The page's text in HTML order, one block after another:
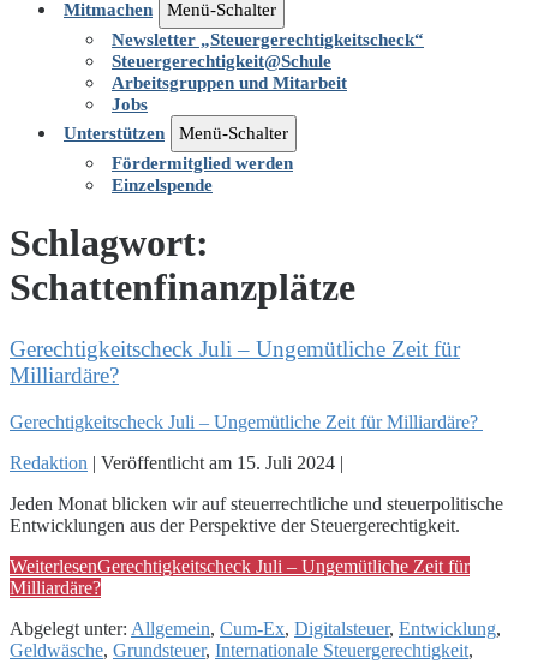
Mitmachen
Menü-Schalter
Newsletter „Steuergerechtigkeitscheck“
Steuergerechtigkeit@Schule
Arbeitsgruppen und Mitarbeit
Jobs
Unterstützen
Menü-Schalter
Fördermitglied werden
Einzelspende
Schlagwort:
Schattenfinanzplätze
Gerechtigkeitscheck Juli – Ungemütliche Zeit für
Milliardäre?
Gerechtigkeitscheck Juli – Ungemütliche Zeit für Milliardäre?
Redaktion | Veröffentlicht am 15. Juli 2024 |
Jeden Monat blicken wir auf steuerrechtliche und steuerpolitische
Entwicklungen aus der Perspektive der Steuergerechtigkeit.
WeiterlesenGerechtigkeitscheck Juli – Ungemütliche Zeit für
Milliardäre?
Abgelegt unter: Allgemein, Cum-Ex, Digitalsteuer, Entwicklung,
Geldwäsche, Grundsteuer, Internationale Steuergerechtigkeit,